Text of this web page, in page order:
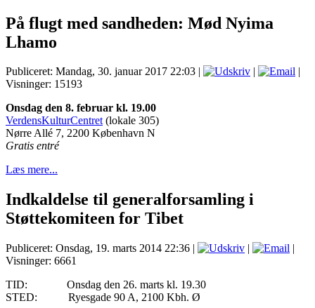
På flugt med sandheden: Mød Nyima
Lhamo
Publiceret: Mandag, 30. januar 2017 22:03 | |
|
Visninger: 15193
Onsdag den 8. februar kl. 19.00
VerdensKulturCentret(lokale 305)
Nørre Allé 7, 2200 København N
Gratis entré
Læs mere...
Indkaldelse til generalforsamling i
Støttekomiteen for Tibet
Publiceret: Onsdag, 19. marts 2014 22:36 | |
|
Visninger: 6661
TID: Onsdag den 26. marts kl. 19.30
STED: Ryesgade 90 A, 2100 Kbh. Ø